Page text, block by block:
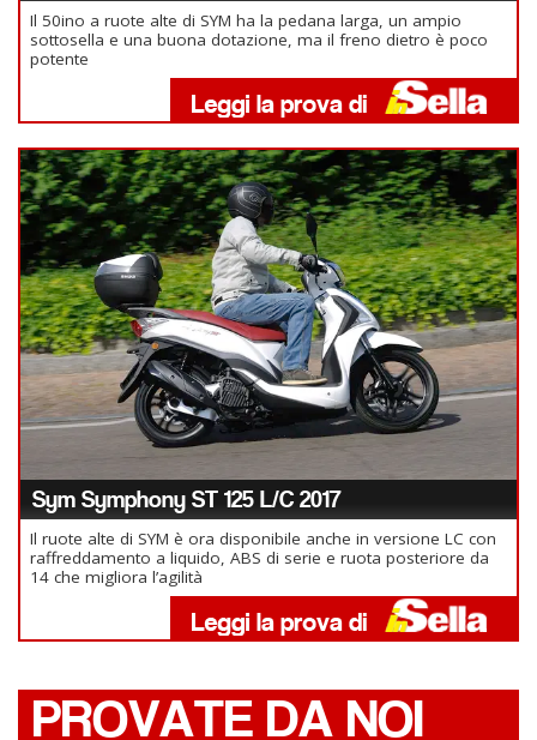
Il 50ino a ruote alte di SYM ha la pedana larga, un ampio
sottosella e una buona dotazione, ma il freno dietro è poco
potente
Sym Symphony ST 125 L/C 2017
Il ruote alte di SYM è ora disponibile anche in versione LC con
raffreddamento a liquido, ABS di serie e ruota posteriore da
14 che migliora l’agilità
PROVATE DA NOI